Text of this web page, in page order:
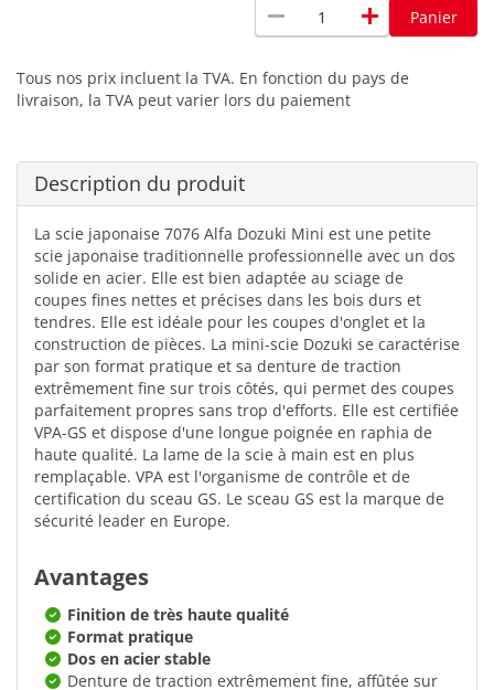
remove add Panier
Tous nos prix incluent la TVA. En fonction du pays de
livraison, la TVA peut varier lors du paiement
Description du produit
La scie japonaise 7076 Alfa Dozuki Mini est une petite
scie japonaise traditionnelle professionnelle avec un dos
solide en acier. Elle est bien adaptée au sciage de
coupes fines nettes et précises dans les bois durs et
tendres. Elle est idéale pour les coupes d'onglet et la
construction de pièces. La mini-scie Dozuki se caractérise
par son format pratique et sa denture de traction
extrêmement fine sur trois côtés, qui permet des coupes
parfaitement propres sans trop d'efforts. Elle est certifiée
VPA-GS et dispose d'une longue poignée en raphia de
haute qualité. La lame de la scie à main est en plus
remplaçable. VPA est l'organisme de contrôle et de
certification du sceau GS. Le sceau GS est la marque de
sécurité leader en Europe.
Avantages
Finition de très haute qualité
Format pratique
Dos en acier stable
Denture de traction extrêmement fine, affûtée sur